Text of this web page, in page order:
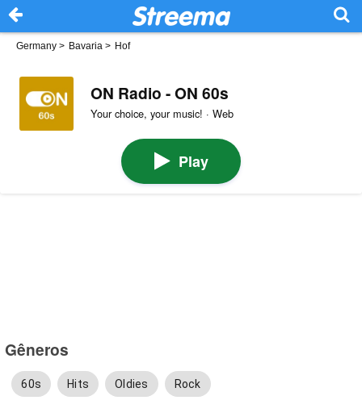
Germany > Bavaria > Hof
ON Radio - ON 60s
Your choice, your music! · Web
Play
Gêneros
60s Hits Oldies Rock